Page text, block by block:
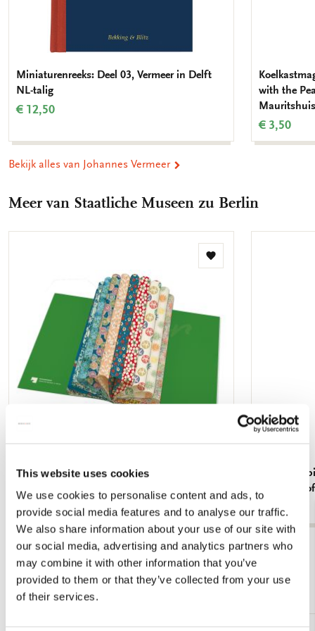
This website uses cookies
We use cookies to personalise content and ads, to
provide social media features and to analyse our traffic.
We also share information about your use of our site with
our social media, advertising and analytics partners who
may combine it with other information that you’ve
provided to them or that they’ve collected from your use
of their services.
Miniaturenreeks: Deel 03, Vermeer in Delft
NL-talig
€ 12,50
with the
Mauritshuis
€ 3,50
Bekijk alles van Johannes Vermeer
Meer van Staatliche Museen zu Berlin
Toevoegen
Cadeaupapier: Japan papers from the
collection of the Kunstbibliothek
€ 16,99
collection
€ 16,99
Bekijk alles van Staatliche Museen zu Berlin
Meer van Cadeau voor haar